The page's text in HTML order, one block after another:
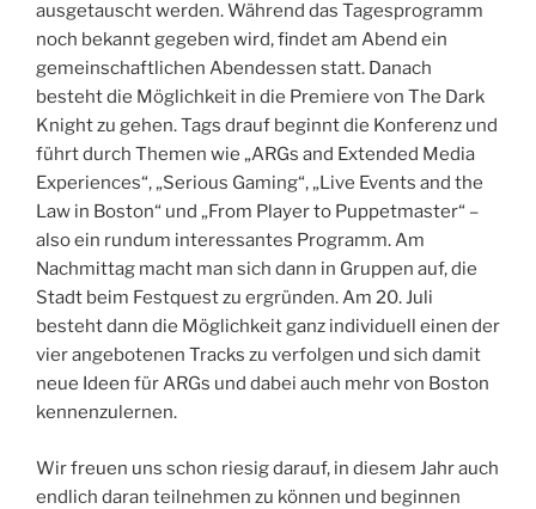
ausgetauscht werden. Während das Tagesprogramm
noch bekannt gegeben wird, findet am Abend ein
gemeinschaftlichen Abendessen statt. Danach
besteht die Möglichkeit in die Premiere von The Dark
Knight zu gehen. Tags drauf beginnt die Konferenz und
führt durch Themen wie „ARGs and Extended Media
Experiences“, „Serious Gaming“, „Live Events and the
Law in Boston“ und „From Player to Puppetmaster“ –
also ein rundum interessantes Programm. Am
Nachmittag macht man sich dann in Gruppen auf, die
Stadt beim Festquest zu ergründen. Am 20. Juli
besteht dann die Möglichkeit ganz individuell einen der
vier angebotenen Tracks zu verfolgen und sich damit
neue Ideen für ARGs und dabei auch mehr von Boston
kennenzulernen.
Wir freuen uns schon riesig darauf, in diesem Jahr auch
endlich daran teilnehmen zu können und beginnen